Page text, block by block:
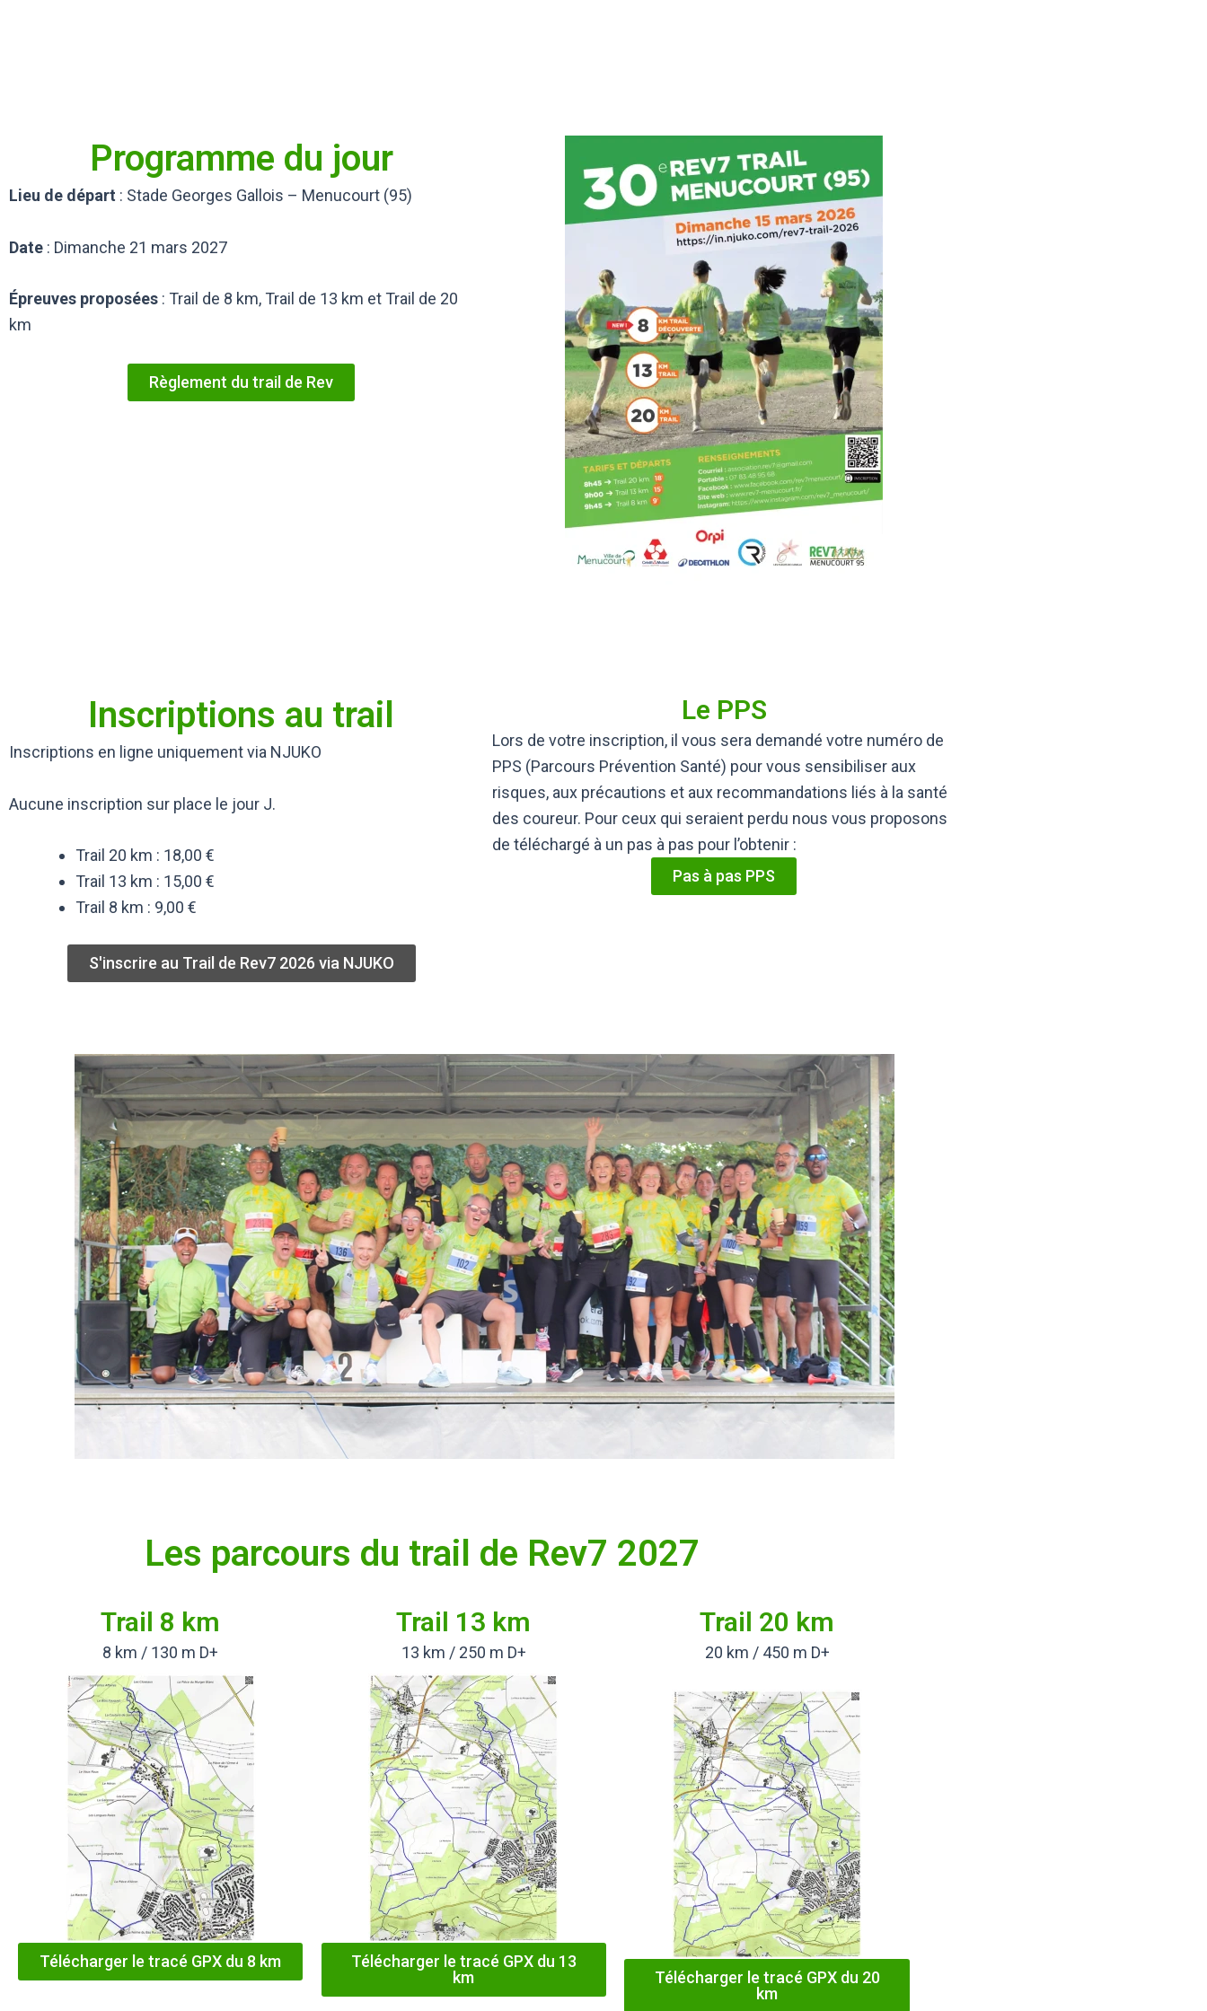
Programme du jour
Lieu de départ : Stade Georges Gallois – Menucourt (95)
Date : Dimanche 21 mars 2027
Épreuves proposées : Trail de 8 km, Trail de 13 km et Trail de 20
km
Règlement du trail de Rev
Inscriptions au trail
Inscriptions en ligne uniquement via NJUKO
Aucune inscription sur place le jour J.
Trail 20 km : 18,00 €
Trail 13 km : 15,00 €
Trail 8 km : 9,00 €
S'inscrire au Trail de Rev7 2026 via NJUKO
Le PPS
Lors de votre inscription, il vous sera demandé votre numéro de
PPS (Parcours Prévention Santé) pour vous sensibiliser aux
risques, aux précautions et aux recommandations liés à la santé
des coureur. Pour ceux qui seraient perdu nous vous proposons
de téléchargé à un pas à pas pour l’obtenir :
Pas à pas PPS
Les parcours du trail de Rev7 2027
Trail 8 km
8 km / 130 m D+
Télécharger le tracé GPX du 8 km
Trail 13 km
13 km / 250 m D+
Télécharger le tracé GPX du 13
km
Trail 20 km
20 km / 450 m D+
Télécharger le tracé GPX du 20
km